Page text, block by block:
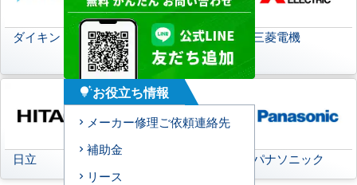
ダイキン
日本キヤリア
(旧:東芝キヤリア)
三菱電機
日立 パナソニック
tips_and_updatesお役立ち情報
メーカー修理ご依頼連絡先
補助金
リース